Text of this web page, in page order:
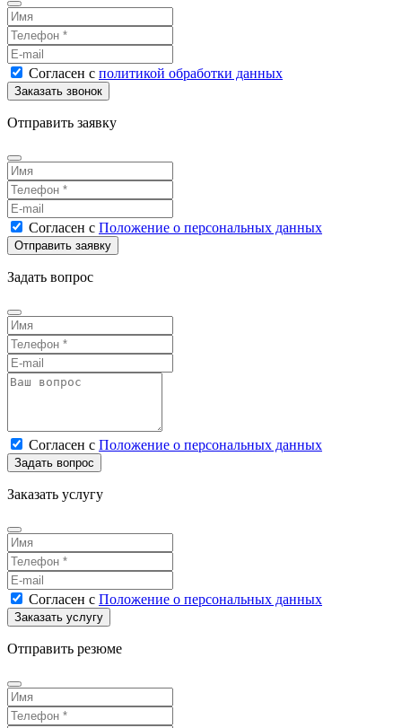
Согласен с политикой обработки данных
Отправить заявку
Согласен с Положение о персональных данных
Задать вопрос
Согласен с Положение о персональных данных
Заказать услугу
Согласен с Положение о персональных данных
Отправить резюме